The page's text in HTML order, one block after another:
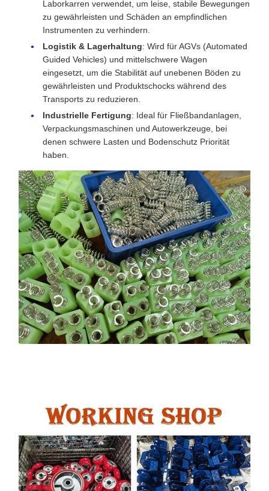
Laborkarren verwendet, um leise, stabile Bewegungen
zu gewährleisten und Schäden an empfindlichen
Instrumenten zu verhindern.
Logistik & Lagerhaltung: Wird für AGVs (Automated
Guided Vehicles) und mittelschwere Wagen
eingesetzt, um die Stabilität auf unebenen Böden zu
gewährleisten und Produktschocks während des
Transports zu reduzieren.
Industrielle Fertigung: Ideal für Fließbandanlagen,
Verpackungsmaschinen und Autowerkzeuge, bei
denen schwere Lasten und Bodenschutz Priorität
haben.